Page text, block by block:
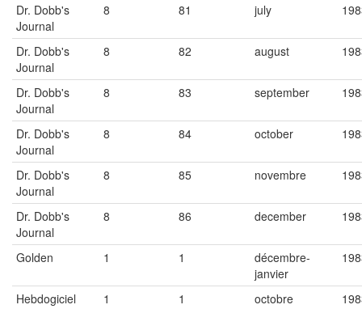
Dr. Dobb's
Journal
8 81 july
Dr. Dobb's
Journal
8 82 august
Dr. Dobb's
Journal
8 83 september
Dr. Dobb's
Journal
8 84 october
Dr. Dobb's
Journal
8 85 novembre
Dr. Dobb's
Journal
8 86 december
Golden 1 1
décembre-
janvier
Hebdogiciel 1 1 octobre